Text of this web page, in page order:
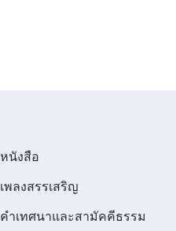
หนังสือ
เพลงสรรเสริญ
คำเทศนาและสามัคคีธรรม